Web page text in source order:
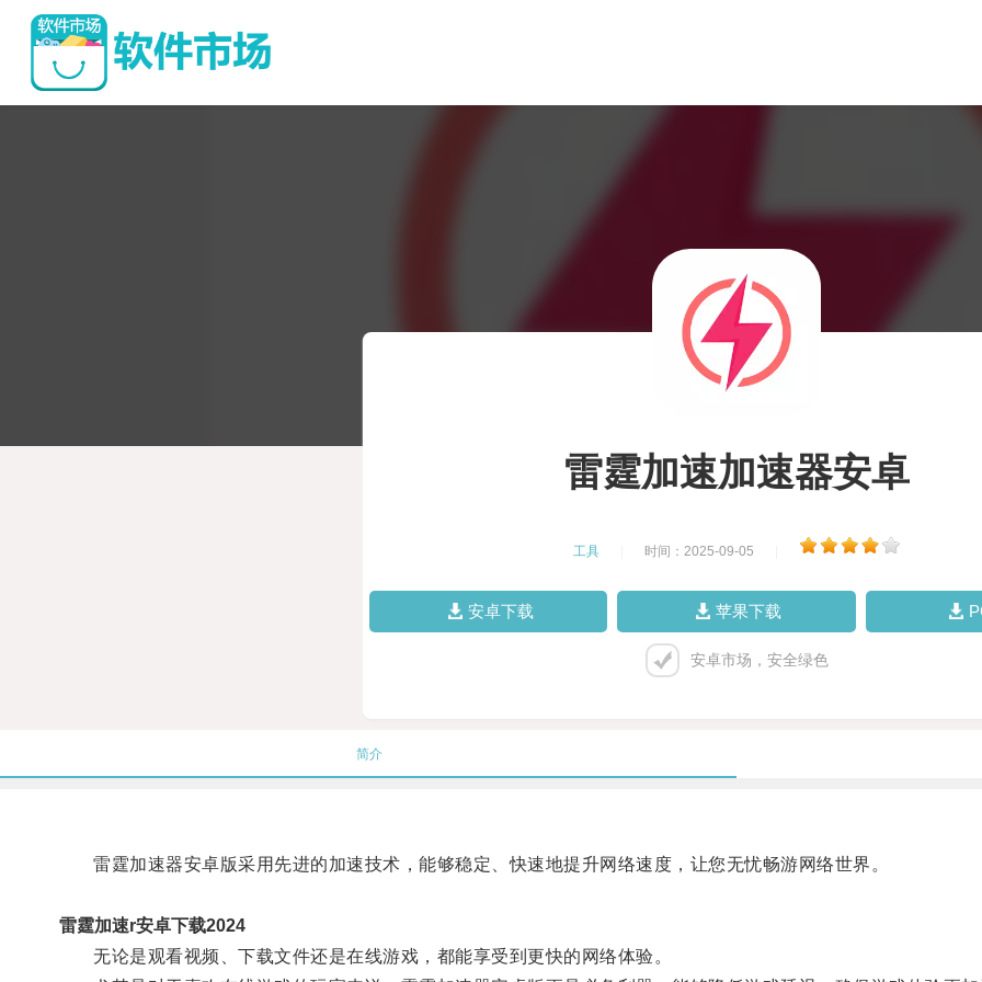
雷霆加速加速器安卓
工具 时间：2025-09-05
安卓下载 苹果下载
安卓市场，安全绿色
简介
雷霆加速器安卓版采用先进的加速技术，能够稳定、快速地提升网络速度，让您无忧畅游网络世界。
雷霆加速r安卓下载2024
无论是观看视频、下载文件还是在线游戏，都能享受到更快的网络体验。